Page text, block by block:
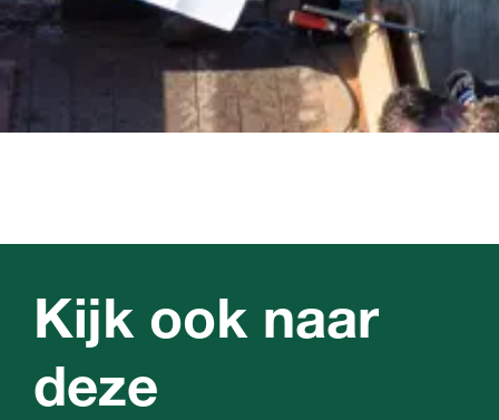
Kijk ook naar
deze